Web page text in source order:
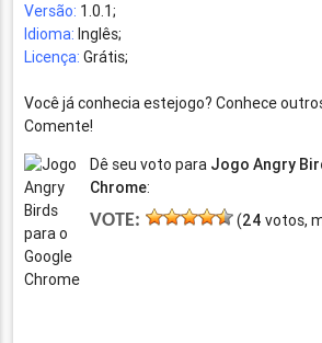
Versão: 1.0.1;
Idioma: Inglês;
Licença: Grátis;
Você já conhecia estejogo? Conhece
Comente!
Dê seu voto para Jogo Angry
Chrome:
VOTE: (24 votos,